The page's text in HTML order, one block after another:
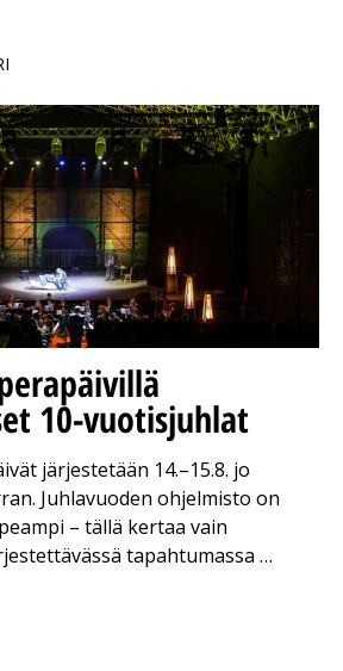
10-vuotisjuhlat
järjestetään 14.–15.8. jo
Juhlavuoden ohjelmisto on
– tällä kertaa vain
tapahtumassa …